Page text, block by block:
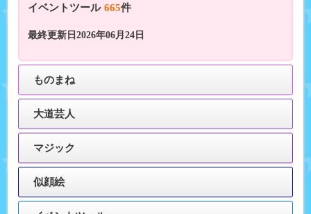
イベントツール 665件
最終更新日2026年06月24日
ものまね
大道芸人
マジック
似顔絵